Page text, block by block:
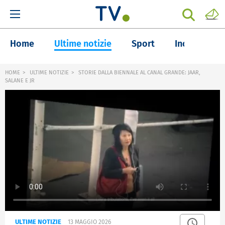
Home Ultime notizie Sport Inchieste
HOME ULTIME NOTIZIE
STORIE DALLA BIENNALE AL CANAL GRANDE: JAAR,
SALANE E JR
ULTIME NOTIZIE 13 MAGGIO 2026